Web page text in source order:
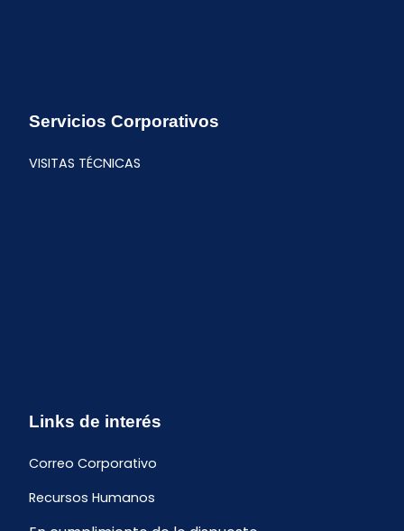
Servicios Corporativos
VISITAS TÉCNICAS
Links de interés
Correo Corporativo
Recursos Humanos